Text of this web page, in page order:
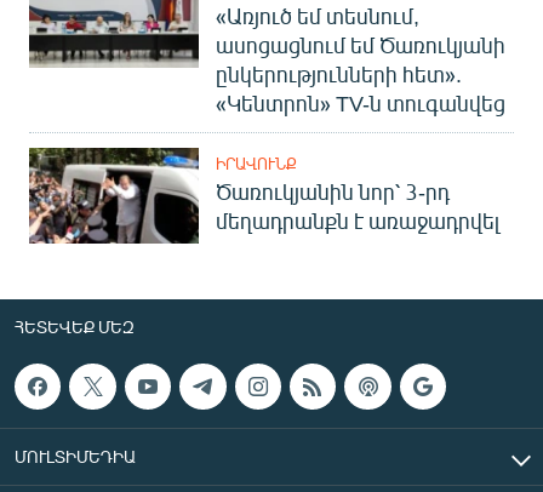
«Առյուծ եմ տեսնում,
ասոցացնում եմ Ծառուկյանի
ընկերությունների հետ».
«Կենտրոն» TV-ն տուգանվեց
ԻՐԱՎՈՒՆՔ
Ծառուկյանին նոր՝ 3-րդ
մեղադրանքն է առաջադրվել
ՀԵՏԵՎԵՔ ՄԵԶ
ՄՈՒԼՏԻՄԵԴԻԱ